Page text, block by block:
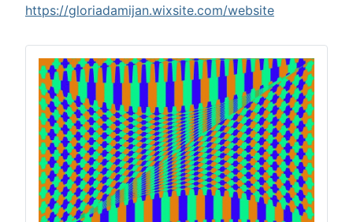
https://gloriadamijan.wixsite.com/website